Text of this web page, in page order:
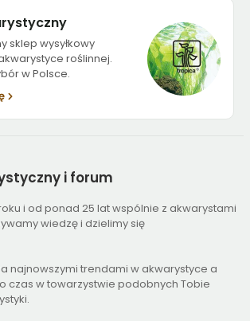
sklep wysyłkowy
roślinnej.
w Polsce.
i forum
i od ponad 25 lat wspólnie z akwarystami
wiedzę i dzielimy się
najnowszymi trendami w akwarystyce a
czas w towarzystwie podobnych Tobie